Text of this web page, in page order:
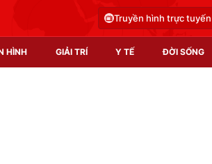
Truyền hình trực tuyến
HÌNH GIẢI TRÍ Y TẾ ĐỜI SỐNG